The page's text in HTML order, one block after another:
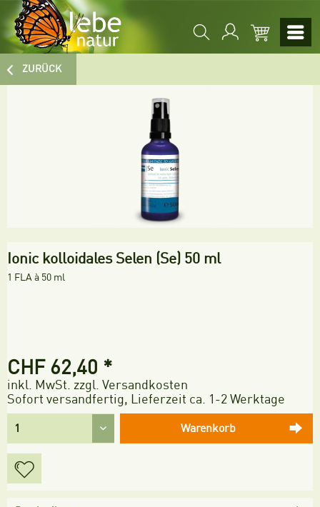
ZURÜCK
Ionic kolloidales Selen (Se) 50 ml
1 FLA à 50 ml
CHF 62,40 *
inkl. MwSt. zzgl. Versandkosten
Sofort versandfertig, Lieferzeit ca. 1-2 Werktage
Warenkorb